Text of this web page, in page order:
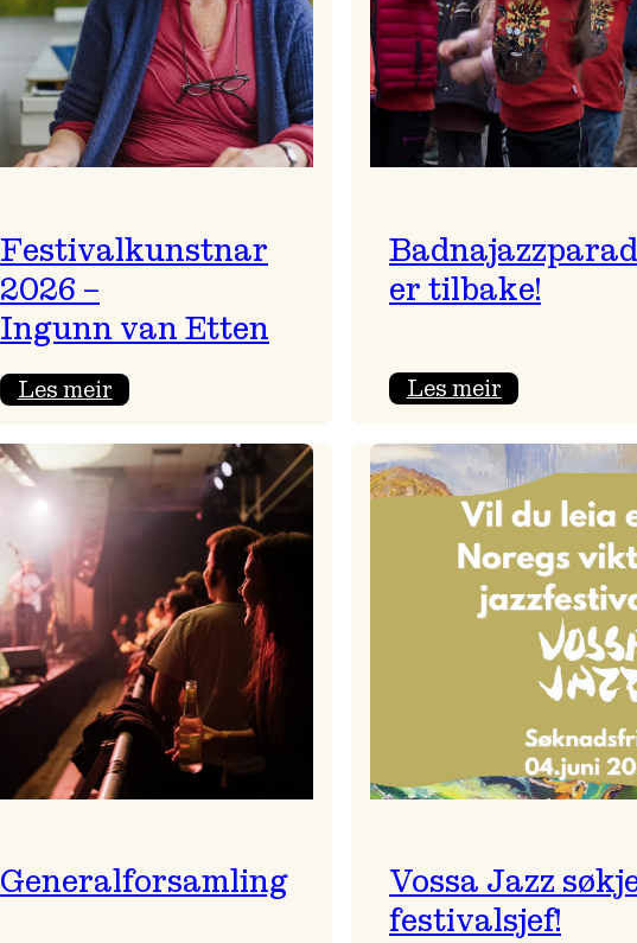
Festivalkunstnar
2026 –
Ingunn van Etten
Les meir:
2026
–
Ingunn van Etten
er tilbake!
Les meir:
er
tilbake!
Generalforsamling
Vossa Jazz
festivalsjef!